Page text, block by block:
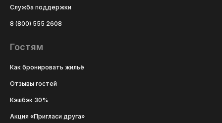
Служба поддержки
8 (800) 555 2608
Гостям
Как бронировать жильё
Отзывы гостей
Кэшбэк 30%
Акция «Пригласи друга»